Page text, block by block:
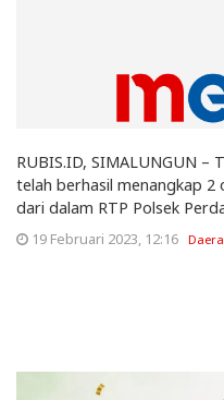
RUBIS.ID, SIMALUNGUN –
telah berhasil menangkap 2
dari dalam RTP Polsek
19 Februari 2023, 12:16